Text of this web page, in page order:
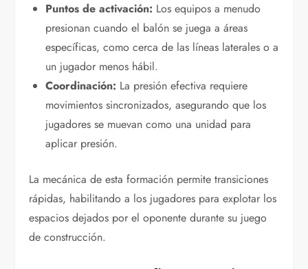
Puntos de activación: Los equipos a menudo
presionan cuando el balón se juega a áreas
específicas, como cerca de las líneas laterales o a
un jugador menos hábil.
Coordinación: La presión efectiva requiere
movimientos sincronizados, asegurando que los
jugadores se muevan como una unidad para
aplicar presión.
La mecánica de esta formación permite transiciones
rápidas, habilitando a los jugadores para explotar los
espacios dejados por el oponente durante su juego
de construcción.